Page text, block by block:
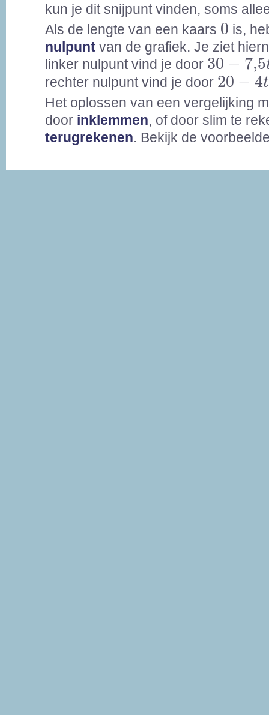
kun je dit snijpunt vinden, soms
Als de lengte van een kaars 0
0 is,
nulpunt van de grafiek. Je ziet
linker nulpunt vind je door 30 − 7,5
30-7,5t
rechter nulpunt vind je door 20 − 4t
20 4 t=
Het oplossen van een vergelijking
door inklemmen, of door slim te
terugrekenen. Bekijk de